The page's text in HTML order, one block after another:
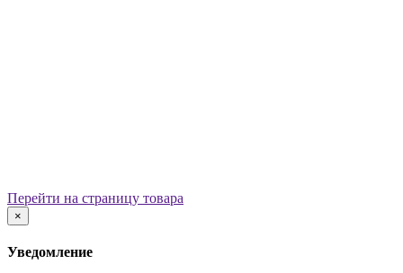
Игровые элементы
Качалки на пружине
Перейти на страницу товара
×
Уведомление